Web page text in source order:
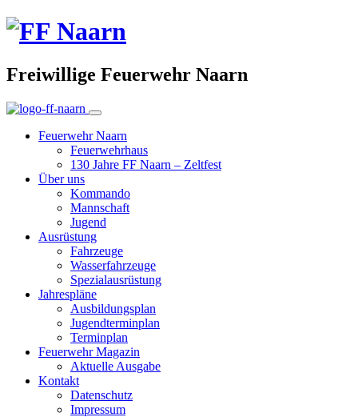
Freiwillige Feuerwehr Naarn
Feuerwehr Naarn
Feuerwehrhaus
130 Jahre FF Naarn – Zeltfest
Über uns
Kommando
Mannschaft
Jugend
Ausrüstung
Fahrzeuge
Wasserfahrzeuge
Spezialausrüstung
Jahrespläne
Ausbildungsplan
Jugendterminplan
Terminplan
Feuerwehr Magazin
Aktuelle Ausgabe
Kontakt
Datenschutz
Impressum